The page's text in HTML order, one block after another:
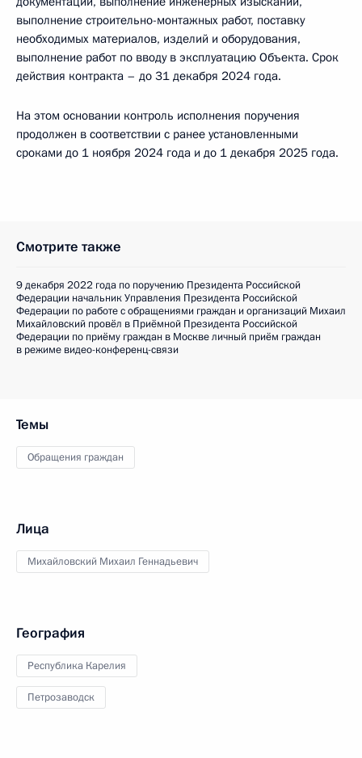
выполнение строительно-монтажных работ, поставку
необходимых материалов, изделий и оборудования,
выполнение работ по вводу в эксплуатацию Объекта. Срок
действия контракта – до 31 декабря 2024 года.
На этом основании контроль исполнения поручения
продолжен в соответствии с ранее установленными
сроками до 1 ноября 2024 года и до 1 декабря 2025 года.
Смотрите также
9 декабря 2022 года по поручению Президента Российской
Федерации начальник Управления Президента Российской
Федерации по работе с обращениями граждан и организаций Михаил
Михайловский провёл в Приёмной Президента Российской
Федерации по приёму граждан в Москве личный приём граждан
в режиме видео-конференц-связи
Темы
Обращения граждан
Лица
Михайловский Михаил Геннадьевич
География
Республика Карелия
Петрозаводск